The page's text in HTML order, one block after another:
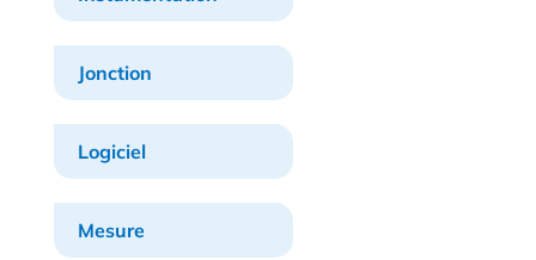
Jonction
Logiciel
Mesure